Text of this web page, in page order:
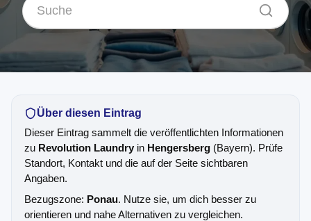
Über diesen Eintrag
Dieser Eintrag sammelt die veröffentlichten Informationen
zu Revolution Laundry in Hengersberg (Bayern). Prüfe
Standort, Kontakt und die auf der Seite sichtbaren
Angaben.
Bezugszone: Ponau. Nutze sie, um dich besser zu
orientieren und nahe Alternativen zu vergleichen.